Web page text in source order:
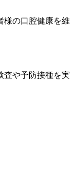
様の口腔健康を維
査や予防接種を実